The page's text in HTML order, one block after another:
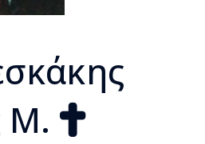
Μ.